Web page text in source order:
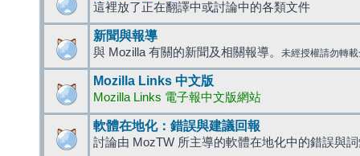
這裡放了正在翻譯中或討論中的各類文件
新聞與報導
與 Mozilla 有關的新聞及相關報導。 未經授權請勿轉
Mozilla Links 中文版
Mozilla Links 電子報中文版網站
軟體在地化：錯誤與建議回報
討論由 MozTW 所主導的軟體在地化中的錯誤與